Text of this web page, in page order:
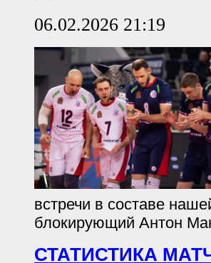
06.02.2026 21:19
встречи в составе
блокирующий Антон
СТАТИСТИКА